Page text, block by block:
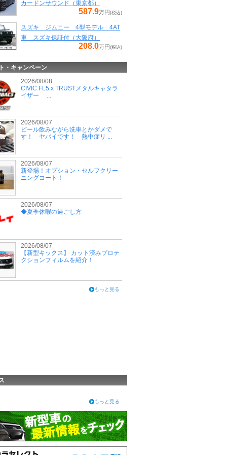
カードンサウンド（東京都）
587.9万円(税込)
スズキ ジムニー 4型モデル 4AT
車 スズキ保証付（大阪府）
208.0万円(税込)
・キャンペーン
2026/08/08
CIVIC FL5 x TRUSTメタルキャタラ
イザー ...
2026/08/07
ビール飲みながら洗車とかダメで
す！ ヤバイです！ 熱中症リ ...
2026/08/07
新登場！オプション・セルフクリー
ニングコート！
2026/08/07
◆夏季休暇の過ごし方
2026/08/07
【新型キックス】 カット済みプロテ
クションフィルムを紹介！
もっと見る
もっと見る